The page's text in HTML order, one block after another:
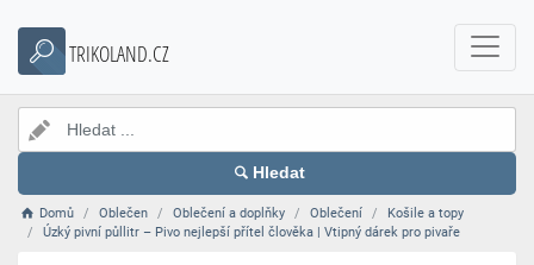
TRIKOLAND.CZ
Hledat
Domů Oblečen Oblečení a doplňky Oblečení
Košile a topy
Úzký pivní půllitr – Pivo nejlepší přítel člověka | Vtipný dárek pro pivaře